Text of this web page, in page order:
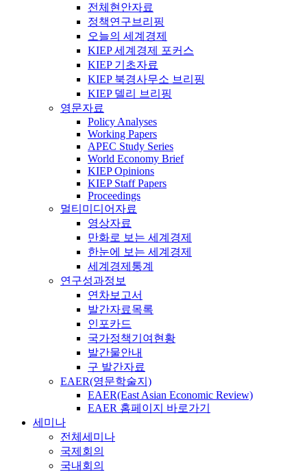
전체현안자료
정책연구브리핑
오늘의 세계경제
KIEP 세계경제 포커스
KIEP 기초자료
KIEP 북경사무소 브리핑
KIEP 델리 브리핑
영문자료
Policy Analyses
Working Papers
APEC Study Series
World Economy Brief
KIEP Opinions
KIEP Staff Papers
Proceedings
멀티미디어자료
영상자료
만화로 보는 세계경제
한눈에 보는 세계경제
세계경제통계
연구성과정보
연차보고서
발간자료목록
인포카드
국가정책기여현황
발간물안내
구 발간자료
EAER(영문학술지)
EAER(East Asian Economic Review)
EAER 홈페이지 바로가기
세미나
전체세미나
국제회의
국내회의